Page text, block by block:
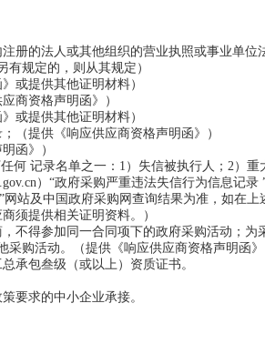
册的法人或其他组织的营业执照或事业单
规定的，则从其规定）
或提供其他证明材料）
商资格声明函》）
或提供其他证明材料）
（提供《响应供应商资格声明函》）
函》）
何 记录名单之一：1）失信被执行人；2）
）“政府采购严重违法失信行为信息记录
站及中国政府采购网查询结果为准，如在
须提供相关证明资料。）
不得参加同一合同项下的政府采购活动；为
购活动。（提供《响应供应商资格声明函》
承包叁级（或以上）资质证书。
要求的中小企业承接。